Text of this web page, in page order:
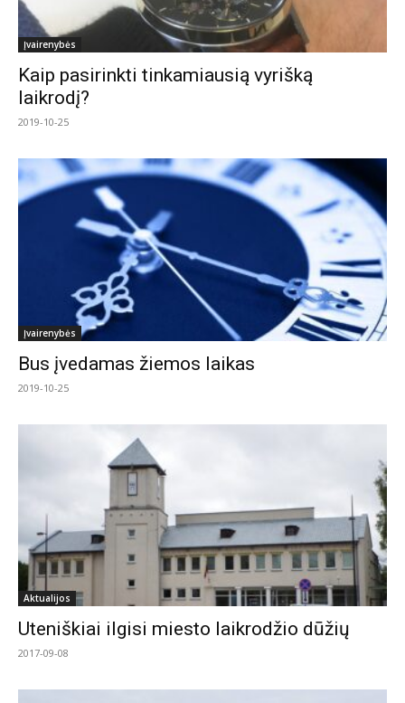
Įvairenybės
Kaip pasirinkti tinkamiausią vyrišką
laikrodį?
2019-10-25
Įvairenybės
Bus įvedamas žiemos laikas
2019-10-25
Aktualijos
Uteniškiai ilgisi miesto laikrodžio dūžių
2017-09-08